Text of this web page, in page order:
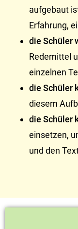
aufgebaut
Erfahrung,
die Schüler
Redemittel
einzelnen
die Schüler
diesem
die Schüler
einsetzen,
und den